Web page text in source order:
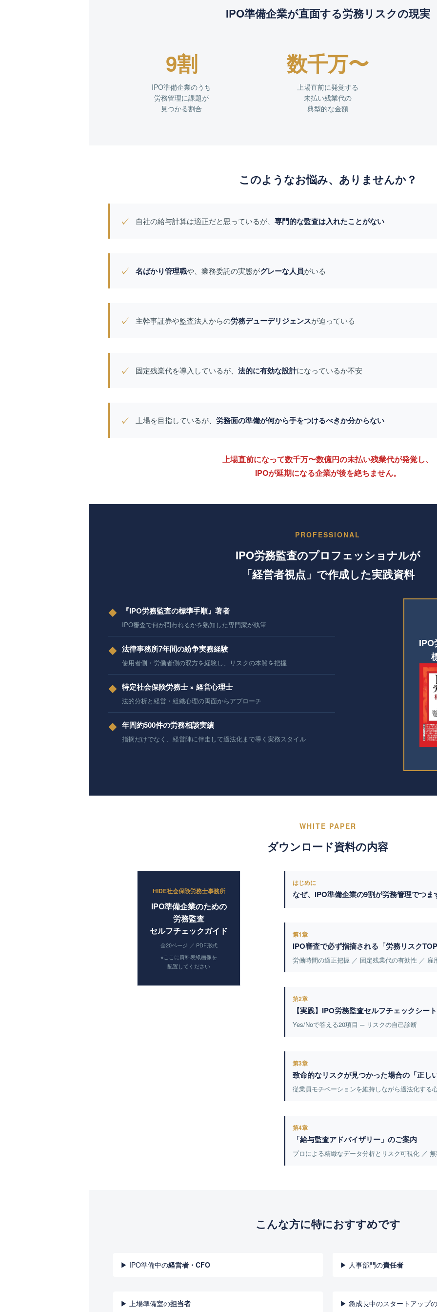
IPO準備企業が直面する労務リスクの現実
9割
IPO準備企業のうち
労務管理に課題が
見つかる割合
数千万〜
上場直前に発覚する
未払い残業代の
典型的な金額
このようなお悩み、ありませんか？
✓ 自社の給与計算は適正だと思っているが、 専門的な監査は入れたことがない
✓ 名ばかり管理職や、業務委託の実態がグレーな人員がいる
✓ 主幹事証券や監査法人からの労務デューデリジェンスが迫っている
✓ 固定残業代を導入しているが、 法的に有効な設計になっているか不安
✓ 上場を目指しているが、 労務面の準備が何から手をつけるべきか分からない
上場直前になって数千万〜数億円の未払い残業代が発覚し、
IPOが延期になる企業が後を絶ちません。
PROFESSIONAL
IPO労務監査のプロフェッショナルが
「経営者視点」で作成した実践資料
◆ 『IPO労務監査の標準手順』著者
IPO審査で何が問われるかを熟知した専門家が執筆
◆ 法律事務所7年間の紛争実務経験
使用者側・労働者側の双方を経験し、リスクの本質を把握
◆ 特定社会保険労務士 × 経営心理士
法的分析と経営・組織心理の両面からアプローチ
◆ 年間約500件の労務相談実績
指摘だけでなく、経営陣に伴走して適法化まで導く実務スタイル
IPO
WHITE PAPER
ダウンロード資料の内容
HIDE社会保険労務士事務所
IPO準備企業のための
労務監査
セルフチェックガイド
全20ページ ／ PDF形式
※ここに資料表紙画像を
配置してください
はじめに
なぜ、IPO準備企業の9割が労務管理でつま
第1章
IPO審査で必ず指摘される「労務リスク
労働時間の適正把握 ／ 固定残業代の有効性 ／ 雇
第2章
【実践】IPO労務監査セルフチェックシート
Yes/Noで答える20項目 ─ リスクの自己診断
第3章
致命的なリスクが見つかった場合の「正し
従業員モチベーションを維持しながら適法化する
第4章
「給与監査アドバイザリー」のご案内
プロによる精緻なデータ分析とリスク可視化 ／
こんな方に特におすすめです
▶ IPO準備中の経営者・CFO
▶ 上場準備室の担当者
▶ 人事部門の責任者
▶ 急成長中のスタートアップの